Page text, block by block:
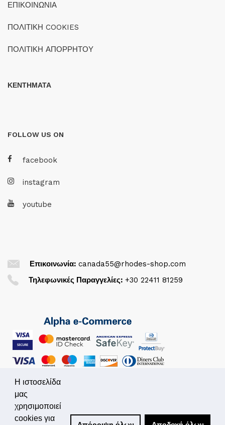
ΕΠΙΚΟΙΝΩΝΙΑ
ΠΟΛΙΤΙΚΗ COOKIES
ΠΟΛΙΤΙΚΗ ΑΠΟΡΡΗΤΟΥ
ΚΕΝΤΗΜΑΤΑ
FOLLOW US ON
facebook
instagram
youtube
Επικοινωνία: canada55@rhodes-shop.com
Τηλεφωνικές Παραγγελίες: +30 22411 81259
© 2026. All Rights Reserved
Η ιστοσελίδα
μας
χρησιμοποιεί
cookies για